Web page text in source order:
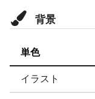
背景
単色
イラスト